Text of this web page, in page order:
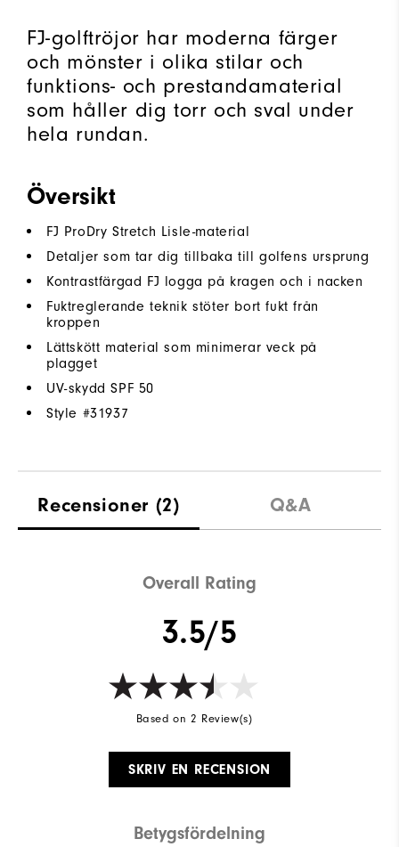
FJ-golftröjor har moderna färger
och mönster i olika stilar och
funktions- och prestandamaterial
som håller dig torr och sval under
hela rundan.
Översikt
FJ ProDry Stretch Lisle-material
Detaljer som tar dig tillbaka till golfens ursprung
Kontrastfärgad FJ logga på kragen och i nacken
Fuktreglerande teknik stöter bort fukt från
kroppen
Lättskött material som minimerar veck på
plagget
UV-skydd SPF 50
Style #31937
Recensioner (2) Q&A
Overall Rating
3.5/5
Based on 2 Review(s)
SKRIV EN RECENSION
Betygsfördelning